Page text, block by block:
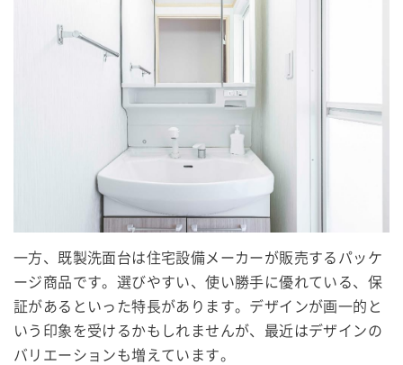
一方、既製洗面台は住宅設備メーカーが販売するパッケ
ージ商品です。選びやすい、使い勝手に優れている、保
証があるといった特長があります。デザインが画一的と
いう印象を受けるかもしれませんが、最近はデザインの
バリエーションも増えています。